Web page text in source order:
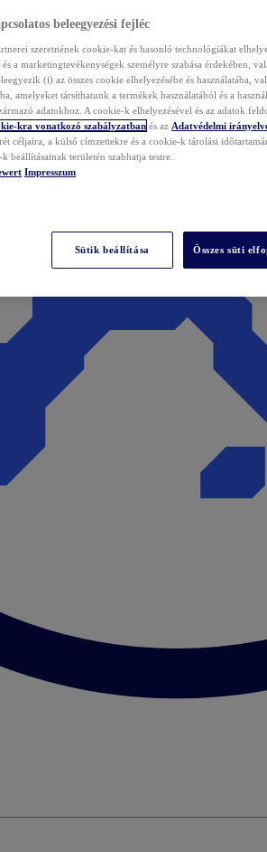
beleegyezési fejléc
szeretnének cookie-kat és hasonló technológiákat
a marketingtevékenységek személyre szabása érdekében,
(i) az összes cookie elhelyezésébe és használatába,
amelyeket társíthatunk a termékek használatából és a
adatokhoz. A cookie-k elhelyezésével és az adatok
kra vonatkozó szabályzatban és az Adatvédelmi
céljaira, a külső címzettekre és a cookie-k tárolási
beállításainak területén szabhatja testre.
Impresszum
Sütik beállítása Összes süti